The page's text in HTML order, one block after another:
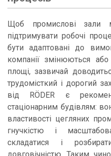
Щоб промислові зали
підтримувати робочі
бути адаптовані до
компанії змінюються
площі, зазвичай
трудомісткий і дорогий
від RÖDER є
стаціонарним будівлям:
властивості цегляних
гнучкістю і
складатися і
довговічністю. Таким